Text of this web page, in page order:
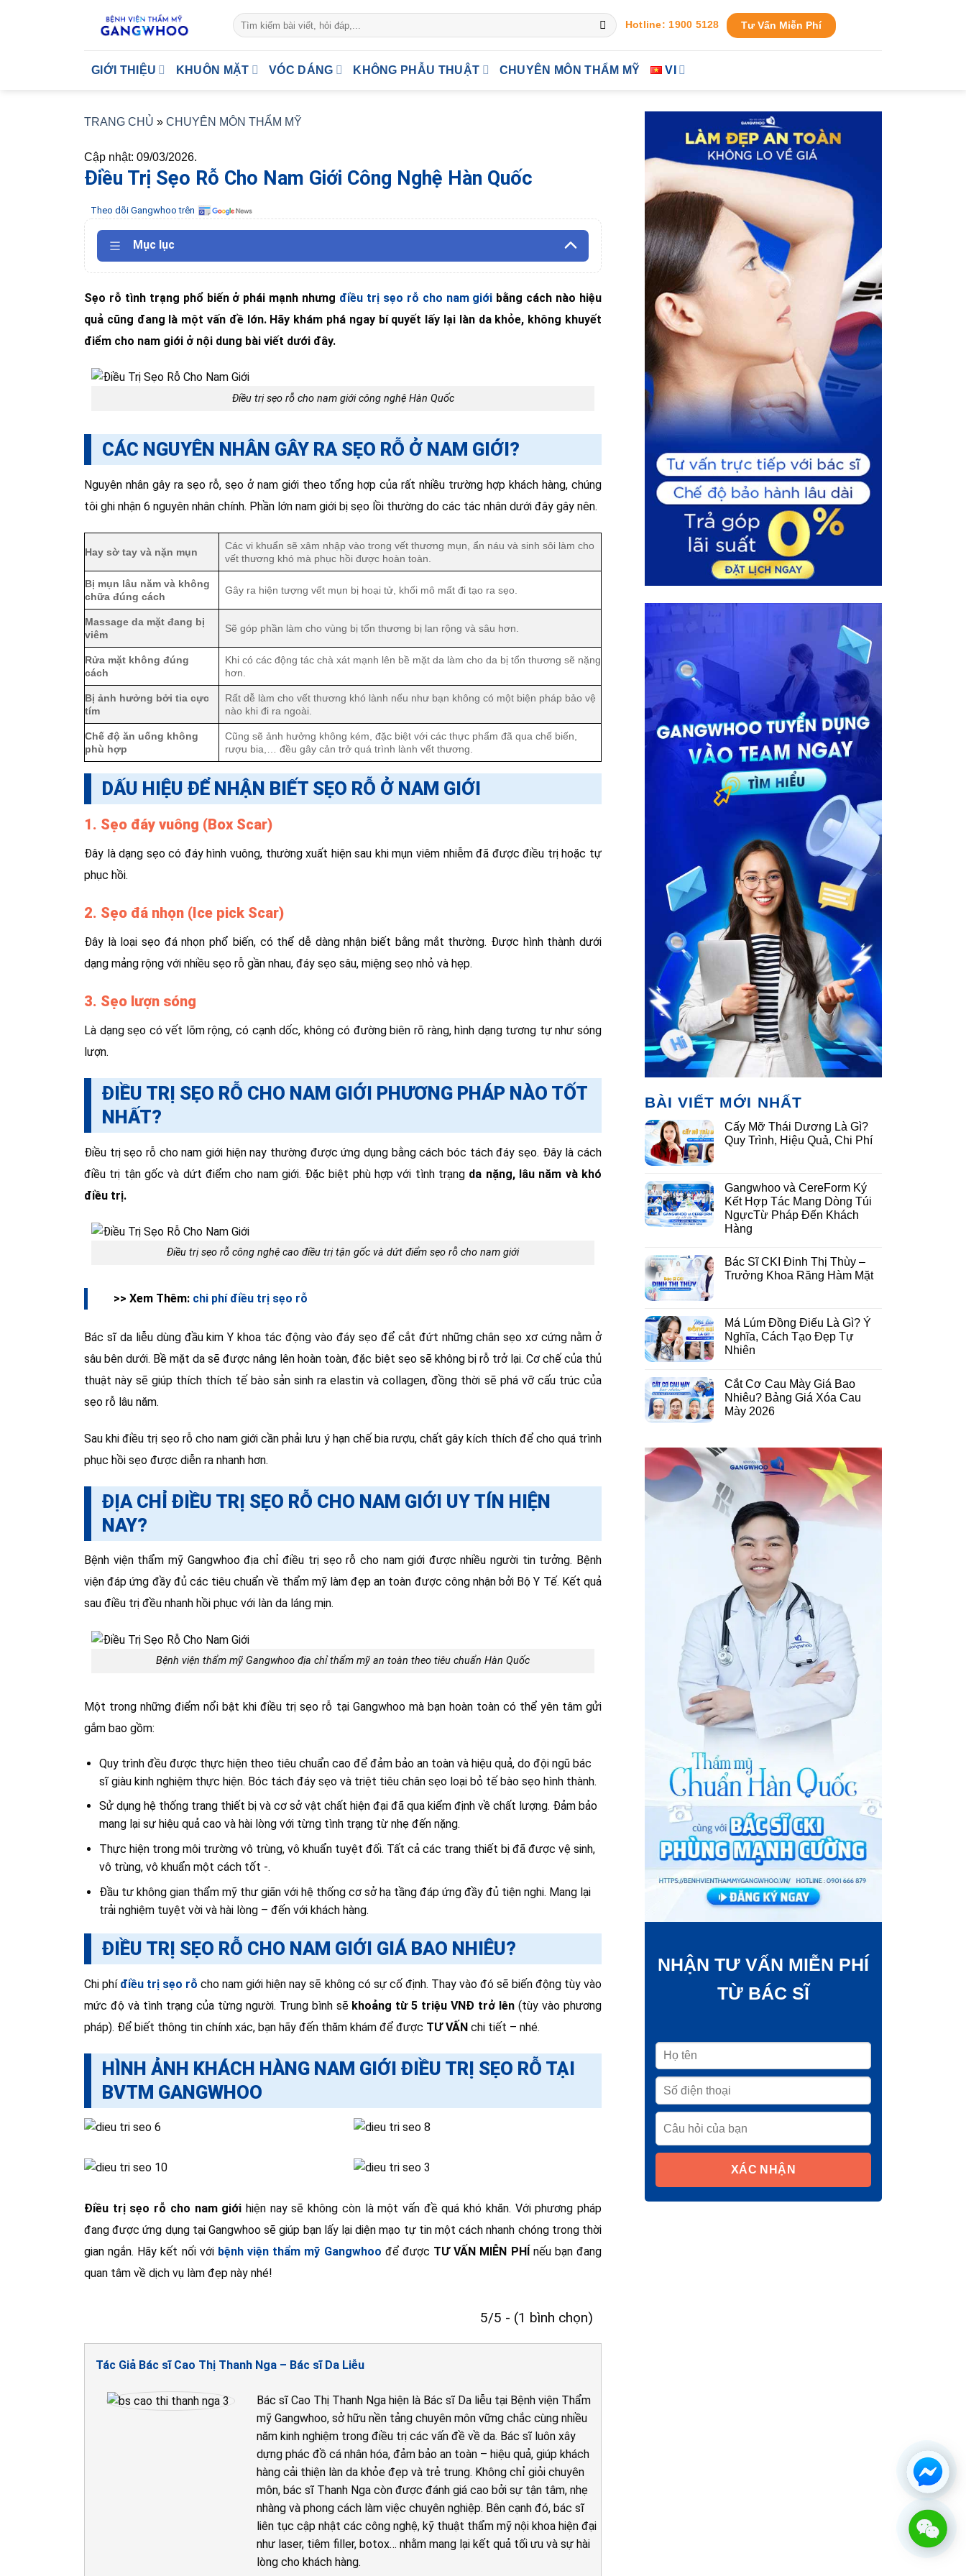
Hotline: 1900 5128 Tư Vấn Miễn Phí
GIỚI THIỆU KHUÔN MẶT VÓC DÁNG KHÔNG PHẪU THUẬT CHUYÊN MÔN THẨM MỸ VI
TRANG CHỦ » CHUYÊN MÔN THẨM MỸ
Cập nhật: 09/03/2026.
Điều Trị Sẹo Rỗ Cho Nam Giới Công Nghệ Hàn Quốc
Theo dõi Gangwhoo trên
Mục lục
Sẹo rỗ tình trạng phổ biến ở phái mạnh nhưng điều trị sẹo rỗ cho nam giới bằng cách nào hiệu
quả cũng đang là một vấn đề lớn. Hãy khám phá ngay bí quyết lấy lại làn da khỏe, không khuyết
điểm cho nam giới ở nội dung bài viết dưới đây.
Điều trị sẹo rỗ cho nam giới công nghệ Hàn Quốc
CÁC NGUYÊN NHÂN GÂY RA SẸO RỖ Ở NAM GIỚI?
Nguyên nhân gây ra sẹo rỗ, sẹo ở nam giới theo tổng hợp của rất nhiều trường hợp khách hàng, chúng
tôi ghi nhận 6 nguyên nhân chính. Phần lớn nam giới bị sẹo lồi thường do các tác nhân dưới đây gây nên.
Hay sờ tay và nặn mụn
Các vi khuẩn sẽ xâm nhập vào trong vết thương mụn, ẩn náu và sinh sôi làm cho
vết thương khó mà phục hồi được hoàn toàn.
Bị mụn lâu năm và không
chữa đúng cách
Gây ra hiện tượng vết mụn bị hoại tử, khối mô mất đi tạo ra sẹo.
Massage da mặt đang bị
viêm
Sẽ góp phần làm cho vùng bị tổn thương bị lan rộng và sâu hơn.
Rửa mặt không đúng
cách
Khi có các động tác chà xát mạnh lên bề mặt da làm cho da bị tổn thương sẽ nặng
hơn.
Bị ảnh hưởng bởi tia cực
tím
Rất dễ làm cho vết thương khó lành nếu như bạn không có một biện pháp bảo vệ
nào khi đi ra ngoài.
Chế độ ăn uống không
phù hợp
Cũng sẽ ảnh hưởng không kém, đặc biệt với các thực phẩm đã qua chế biến,
rượu bia,… đều gây cản trở quá trình lành vết thương.
DẤU HIỆU ĐỂ NHẬN BIẾT SẸO RỖ Ở NAM GIỚI
1. Sẹo đáy vuông (Box Scar)
Đây là dạng sẹo có đáy hình vuông, thường xuất hiện sau khi mụn viêm nhiễm đã được điều trị hoặc tự
phục hồi.
2. Sẹo đá nhọn (Ice pick Scar)
Đây là loại sẹo đá nhọn phổ biến, có thể dễ dàng nhận biết bằng mắt thường. Được hình thành dưới
dạng mảng rộng với nhiều sẹo rỗ gần nhau, đáy sẹo sâu, miệng seọ nhỏ và hẹp.
3. Sẹo lượn sóng
Là dạng sẹo có vết lõm rộng, có cạnh dốc, không có đường biên rõ ràng, hình dạng tương tự như sóng
lượn.
ĐIỀU TRỊ SẸO RỖ CHO NAM GIỚI PHƯƠNG PHÁP NÀO TỐT
NHẤT?
Điều trị sẹo rỗ cho nam giới hiện nay thường được ứng dụng bằng cách bóc tách đáy sẹo. Đây là cách
điều trị tận gốc và dứt điểm cho nam giới. Đặc biệt phù hợp với tình trạng da nặng, lâu năm và khó
điều trị.
Điều trị sẹo rỗ công nghệ cao điều trị tận gốc và dứt điểm sẹo rỗ cho nam giới
>> Xem Thêm: chi phí điều trị sẹo rỗ
Bác sĩ da liễu dùng đầu kim Y khoa tác động vào đáy sẹo để cắt đứt những chân sẹo xơ cứng nằm ở
sâu bên dưới. Bề mặt da sẽ được nâng lên hoàn toàn, đặc biệt sẹo sẽ không bị rỗ trở lại. Cơ chế của thủ
thuật này sẽ giúp thích thích tế bào sản sinh ra elastin và collagen, đồng thời sẽ phá vỡ cấu trúc của
sẹo rỗ lâu năm.
Sau khi điều trị sẹo rỗ cho nam giới cần phải lưu ý hạn chế bia rượu, chất gây kích thích để cho quá trình
phục hồi sẹo được diễn ra nhanh hơn.
ĐỊA CHỈ ĐIỀU TRỊ SẸO RỖ CHO NAM GIỚI UY TÍN HIỆN
NAY?
Bệnh viện thẩm mỹ Gangwhoo địa chỉ điều trị sẹo rỗ cho nam giới được nhiều người tin tưởng. Bệnh
viện đáp ứng đầy đủ các tiêu chuẩn về thẩm mỹ làm đẹp an toàn được công nhận bởi Bộ Y Tế. Kết quả
sau điều trị đều nhanh hồi phục với làn da láng mịn.
Bệnh viện thẩm mỹ Gangwhoo địa chỉ thẩm mỹ an toàn theo tiêu chuẩn Hàn Quốc
Một trong những điểm nổi bật khi điều trị sẹo rỗ tại Gangwhoo mà bạn hoàn toàn có thể yên tâm gửi
gắm bao gồm:
Quy trình đều được thực hiện theo tiêu chuẩn cao để đảm bảo an toàn và hiệu quả, do đội ngũ bác
sĩ giàu kinh nghiệm thực hiện. Bóc tách đáy sẹo và triệt tiêu chân sẹo loại bỏ tế bào sẹo hình thành.
Sử dụng hệ thống trang thiết bị và cơ sở vật chất hiện đại đã qua kiểm định về chất lượng. Đảm bảo
mang lại sự hiệu quả cao và hài lòng với từng tình trạng từ nhẹ đến nặng.
Thực hiện trong môi trường vô trùng, vô khuẩn tuyệt đối. Tất cả các trang thiết bị đã được vệ sinh,
vô trùng, vô khuẩn một cách tốt -.
Đầu tư không gian thẩm mỹ thư giãn với hệ thống cơ sở hạ tầng đáp ứng đầy đủ tiện nghi. Mang lại
trải nghiệm tuyệt vời và hài lòng – đến với khách hàng.
ĐIỀU TRỊ SẸO RỖ CHO NAM GIỚI GIÁ BAO NHIÊU?
Chi phí điều trị sẹo rỗ cho nam giới hiện nay sẽ không có sự cố định. Thay vào đó sẽ biến động tùy vào
mức độ và tình trạng của từng người. Trung bình sẽ khoảng từ 5 triệu VNĐ trở lên (tùy vào phương
pháp). Để biết thông tin chính xác, bạn hãy đến thăm khám để được TƯ VẤN chi tiết – nhé.
HÌNH ẢNH KHÁCH HÀNG NAM GIỚI ĐIỀU TRỊ SẸO RỖ TẠI
BVTM GANGWHOO
Điều trị sẹo rỗ cho nam giới hiện nay sẽ không còn là một vấn đề quá khó khăn. Với phương pháp
đang được ứng dụng tại Gangwhoo sẽ giúp bạn lấy lại diện mạo tự tin một cách nhanh chóng trong thời
gian ngắn. Hãy kết nối với bệnh viện thẩm mỹ Gangwhoo để được TƯ VẤN MIỄN PHÍ
nếu bạn đang
quan tâm về dịch vụ làm đẹp này nhé!
5/5 - (1 bình chọn)
Tác Giả Bác sĩ Cao Thị Thanh Nga – Bác sĩ Da Liễu
Bác sĩ Cao Thị Thanh Nga hiện là Bác sĩ Da liễu tại Bệnh viện Thẩm
mỹ Gangwhoo, sở hữu nền tảng chuyên môn vững chắc cùng nhiều
năm kinh nghiệm trong điều trị các vấn đề về da. Bác sĩ luôn xây
dựng phác đồ cá nhân hóa, đảm bảo an toàn – hiệu quả, giúp khách
hàng cải thiện làn da khỏe đẹp và trẻ trung. Không chỉ giỏi chuyên
môn, bác sĩ Thanh Nga còn được đánh giá cao bởi sự tận tâm, nhẹ
nhàng và phong cách làm việc chuyên nghiệp. Bên cạnh đó, bác sĩ
liên tục cập nhật các công nghệ, kỹ thuật thẩm mỹ nội khoa hiện đại
như laser, tiêm filler, botox… nhằm mang lại kết quả tối ưu và sự hài
lòng cho khách hàng.
BÀI VIẾT MỚI NHẤT
Cấy Mỡ Thái Dương Là Gì?
Quy Trình, Hiệu Quả, Chi Phí
Gangwhoo và CereForm Ký
Kết Hợp Tác Mang Dòng Túi
NgựcTừ Pháp Đến Khách
Hàng
Bác Sĩ CKI Đinh Thị Thùy –
Trưởng Khoa Răng Hàm Mặt
Má Lúm Đồng Điếu Là Gì? Ý
Nghĩa, Cách Tạo Đẹp Tự
Nhiên
Cắt Cơ Cau Mày Giá Bao
Nhiêu? Bảng Giá Xóa Cau
Mày 2026
NHẬN TƯ VẤN MIỄN PHÍ
TỪ BÁC SĨ
XÁC NHẬN